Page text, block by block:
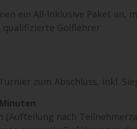
ein All-Inklusive Paket an,
qualifizierte Golflehrer
zum Abschluss, inkl.
(Aufteilung nach